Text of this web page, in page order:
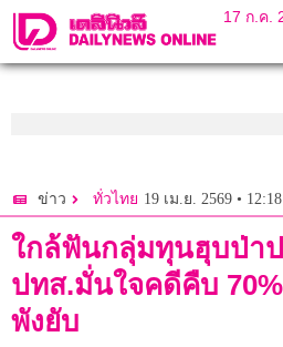
17 ก.ค.
ข่าว ทั่วไทย 19 เม.ย. 2569 •
ใกล้ฟันกลุ่มทุนฮุบป่า
ปทส.มั่นใจคดีคืบ
พังยับ